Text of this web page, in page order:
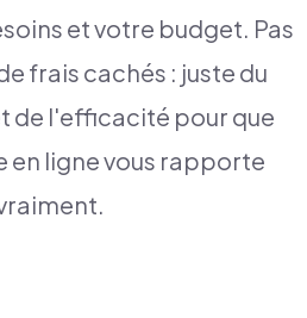
et votre budget. Pas
frais cachés : juste du
de l'efficacité pour que
en ligne vous rapporte